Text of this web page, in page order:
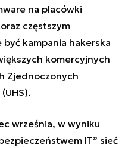
na placówki
częstszym
być kampania hakerska
komercyjnych
Zjednoczonych
września, w wyniku
IT” sieć